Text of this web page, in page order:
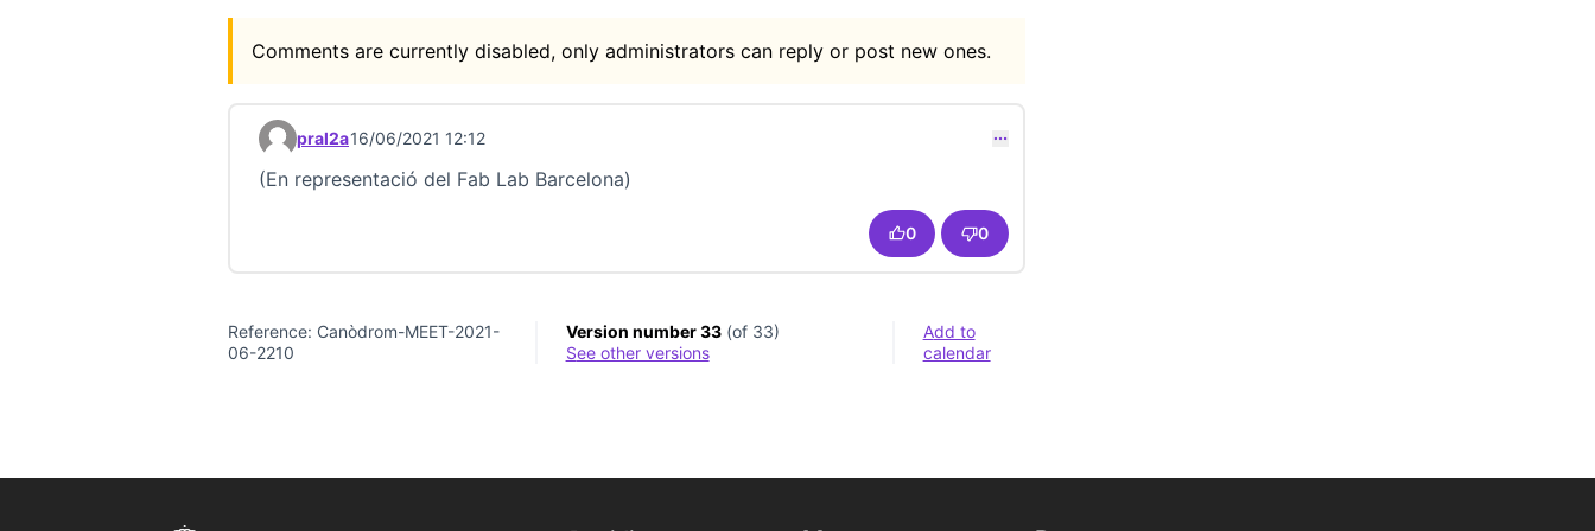
Comments are currently disabled, only administrators can reply or post new ones.
Comment 22712 (reply to comment 22711)
pral2a16/06/2021 12:12
(En representació del Fab Lab Barcelona)
0 0
Reference: Canòdrom-MEET-2021-
06-2210
Version number 33(of 33)
see other versions
Add to
calendar